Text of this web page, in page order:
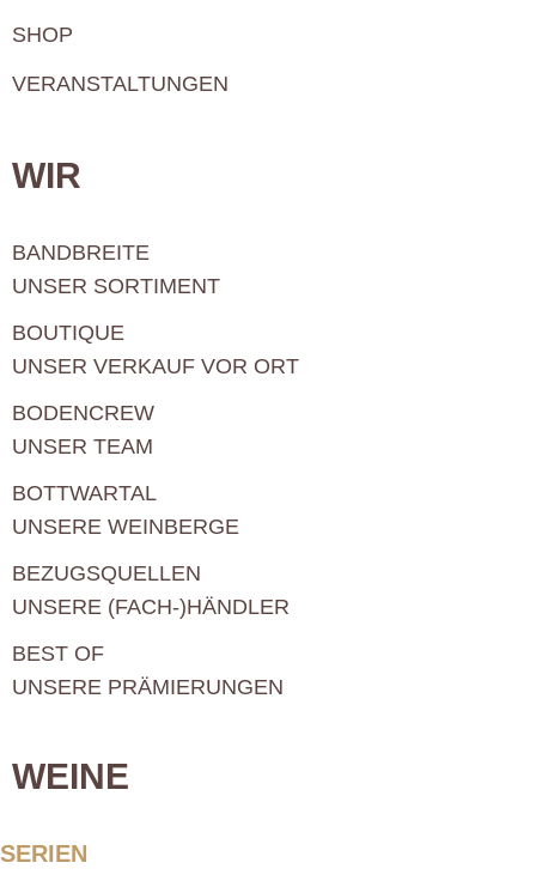
SHOP
VERANSTALTUNGEN
WIR
BANDBREITE
UNSER SORTIMENT
BOUTIQUE
UNSER VERKAUF VOR ORT
BODENCREW
UNSER TEAM
BOTTWARTAL
UNSERE WEINBERGE
BEZUGSQUELLEN
UNSERE (FACH-)HÄNDLER
BEST OF
UNSERE PRÄMIERUNGEN
WEINE
SERIEN